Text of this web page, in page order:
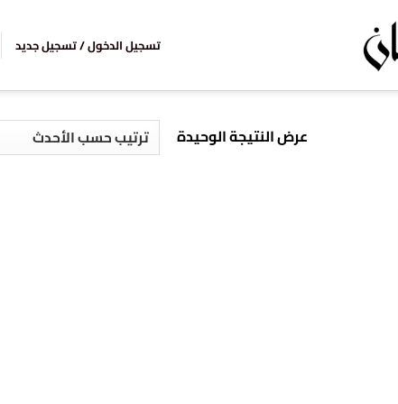
تسجيل الدخول / تسجيل جديد
عرض النتيجة الوحيدة